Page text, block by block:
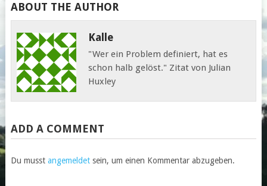
ABOUT THE AUTHOR
Kalle
"Wer ein Problem definiert, hat es
schon halb gelöst." Zitat von Julian
Huxley
ADD A COMMENT
Du musst angemeldetsein, um einen Kommentar abzugeben.